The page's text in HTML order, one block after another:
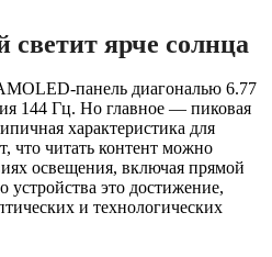
ярче солнца
панель диагональю 6.77
144 Гц. Но главное — пиковая
характеристика для
что читать контент можно
освещения, включая прямой
устройства это достижение,
и технологических